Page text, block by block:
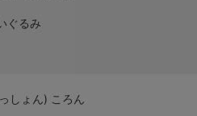
ぐるみ
しょん) ころん